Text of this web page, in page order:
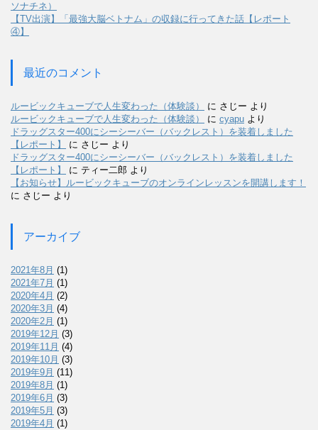
ソナチネ）
【TV出演】「最強大脳ベトナム」の収録に行ってきた話【レポート
④】
最近のコメント
ルービックキューブで人生変わった（体験談） に さじー より
ルービックキューブで人生変わった（体験談）
に cyapu より
ドラッグスター400にシーシーバー（バックレスト）を装着しました
【レポート】
に さじー より
ドラッグスター400にシーシーバー（バックレスト）を装着しました
【レポート】
に ティー二郎 より
【お知らせ】ルービックキューブのオンラインレッスンを開講します！
に さじー より
アーカイブ
2021年8月 (1)
2021年7月 (1)
2020年4月 (2)
2020年3月 (4)
2020年2月 (1)
2019年12月 (3)
2019年11月 (4)
2019年10月 (3)
2019年9月 (11)
2019年8月 (1)
2019年6月 (3)
2019年5月 (3)
2019年4月 (1)